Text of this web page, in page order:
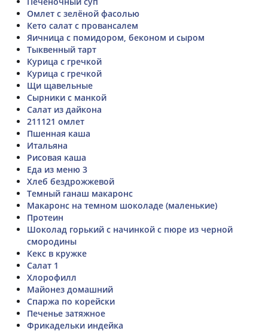
Омлет с зелёной фасолью
Кето салат с провансалем
Яичница с помидором, беконом и сыром
Тыквенный тарт
Курица с гречкой
Курица с гречкой
Щи щавельные
Сырники с манкой
Салат из дайкона
211121 омлет
Пшенная каша
Итальяна
Рисовая каша
Еда из меню 3
Хлеб бездрожжевой
Темный ганаш макаронс
Макаронс на темном шоколаде (маленькие)
Протеин
Шоколад горький с начинкой с пюре из черной
смородины
Кекс в кружке
Салат 1
Хлорофилл
Майонез домашний
Спаржа по корейски
Печенье затяжное
Фрикадельки индейка